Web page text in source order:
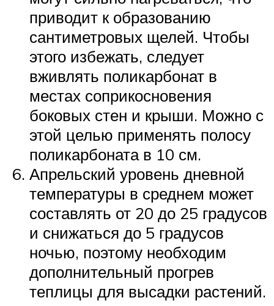
приводит к образованию
сантиметровых щелей. Чтобы
этого избежать, следует
вживлять поликарбонат в
местах соприкосновения
боковых стен и крыши. Можно с
этой целью применять полосу
поликарбоната в 10 см.
Апрельский уровень дневной
температуры в среднем может
составлять от 20 до 25 градусов
и снижаться до 5 градусов
ночью, поэтому необходим
дополнительный прогрев
теплицы для высадки растений.